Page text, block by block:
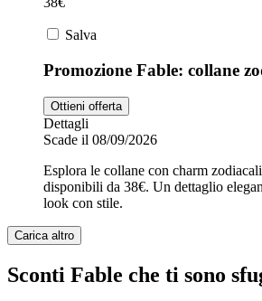
Salva
Promozione Fable: collane
Ottieni offerta
Dettagli
Scade il 08/09/2026
Esplora le collane con charm
disponibili da 38€. Un dettaglio
look con stile.
Carica altro
Sconti Fable che ti sono